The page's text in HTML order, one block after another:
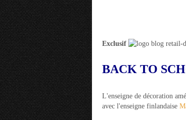
Exclusif
BACK TO
L'enseigne de décoration
avec l'enseigne finlandaise